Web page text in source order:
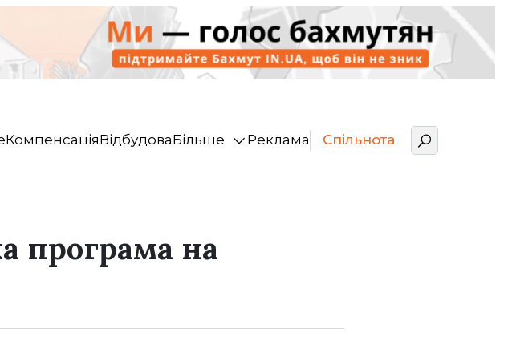
КомпенсаціяВідбудоваБільше Реклама Спільнота
програма на